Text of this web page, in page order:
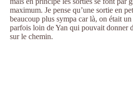
maximum. Je pense qu’une sortie en
beaucoup plus sympa car là, on était
parfois loin de Yan qui pouvait donner
sur le chemin.